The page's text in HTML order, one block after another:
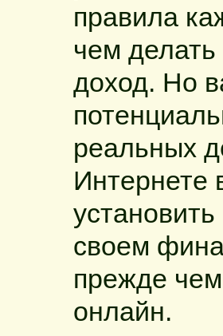
правила
чем
доход. Но
реальных
Интернете
своем
прежде чем
онлайн.